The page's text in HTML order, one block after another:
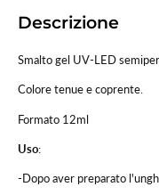
Descrizione
Smalto gel UV-LED
Colore tenue e coprente.
Formato 12ml
Uso:
-Dopo aver preparato